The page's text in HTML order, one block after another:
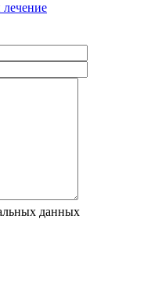
данных